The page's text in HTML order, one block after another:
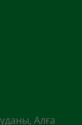
Алға